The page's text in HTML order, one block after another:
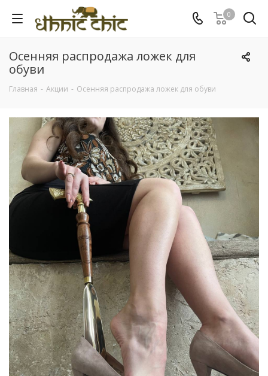
0
Осенняя распродажа ложек для
обуви
Главная - Акции - Осенняя распродажа ложек для обуви